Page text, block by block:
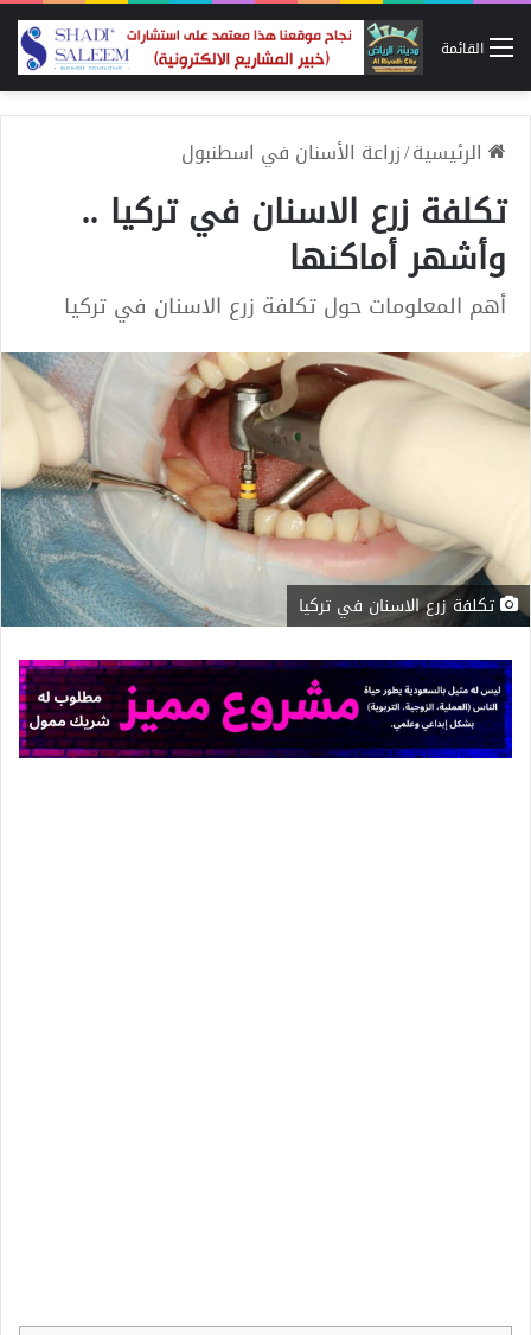
القائمة
الرئيسية/زراعة الأسنان في اسطنبول
تكلفة زرع الاسنان في تركيا ..
وأشهر أماكنها
أهم المعلومات حول تكلفة زرع الاسنان في تركيا
تكلفة زرع الاسنان في تركيا